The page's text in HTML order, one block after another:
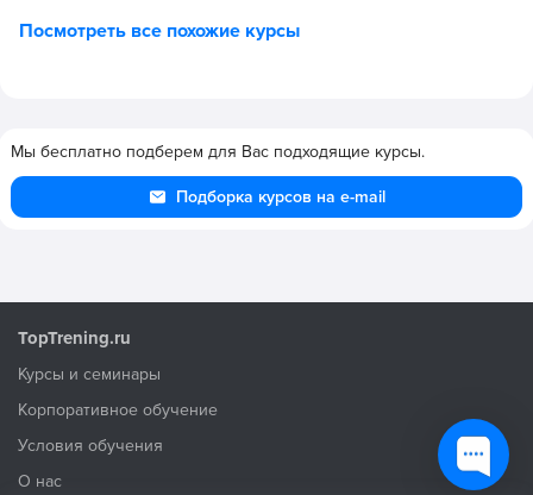
Посмотреть все похожие курсы
Мы бесплатно подберем для Вас подходящие курсы.
Подборка курсов на e-mail
TopTrening.ru
Курсы и семинары
Корпоративное обучение
Условия обучения
О нас